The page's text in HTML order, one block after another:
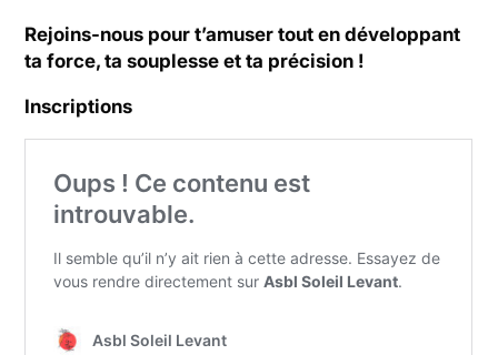
Rejoins-nous pour t’amuser tout en développant
ta force, ta souplesse et ta précision !
Inscriptions